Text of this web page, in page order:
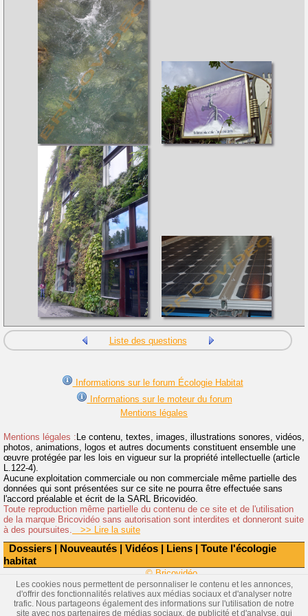
Dossiers | Nouveautés | Vidéos | Liens | Toute l'écologie
habitat
Liste des questions
Informations sur le forum Écologie Habitat
Informations sur le moteur du forum
Mentions légales
Mentions légales : Le contenu, textes, images, illustrations sonores, vidéos,
photos, animations, logos et autres documents constituent ensemble une
œuvre protégée par les lois en vigueur sur la propriété intellectuelle (article
L.122-4).
Aucune exploitation commerciale ou non commerciale même partielle des
données qui sont présentées sur ce site ne pourra être effectuée sans
l'accord préalable et écrit de la SARL Bricovidéo.
Toute reproduction même partielle du contenu de ce site et de l'utilisation
de la marque Bricovidéo sans autorisation sont interdites et donneront suite
à des poursuites. >> Lire la suite
© Bricovidéo
Les cookies nous permettent de personnaliser le contenu et les annonces,
d'offrir des fonctionnalités relatives aux médias sociaux et d'analyser notre
trafic. Nous partageons également des informations sur l'utilisation de notre
site avec nos partenaires de médias sociaux, de publicité et d'analyse, qui